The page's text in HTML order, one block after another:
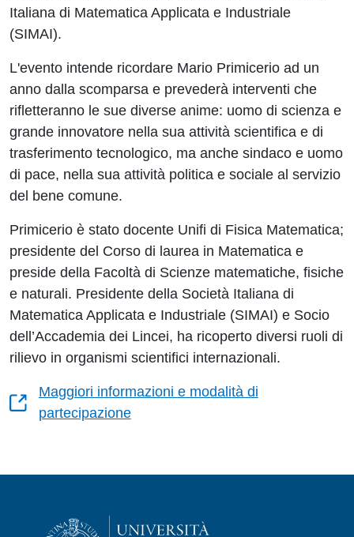
Italiana di Matematica Applicata e Industriale
(SIMAI).
L'evento intende ricordare Mario Primicerio ad un
anno dalla scomparsa e prevederà interventi che
rifletteranno le sue diverse anime: uomo di scienza e
grande innovatore nella sua attività scientifica e di
trasferimento tecnologico, ma anche sindaco e uomo
di pace, nella sua attività politica e sociale al servizio
del bene comune.
Primicerio è stato docente Unifi di Fisica Matematica;
presidente del Corso di laurea in Matematica e
preside della Facoltà di Scienze matematiche, fisiche
e naturali. Presidente della Società Italiana di
Matematica Applicata e Industriale (SIMAI) e Socio
dell’Accademia dei Lincei, ha ricoperto diversi ruoli di
rilievo in organismi scientifici internazionali.
Maggiori informazioni e modalità di
partecipazione